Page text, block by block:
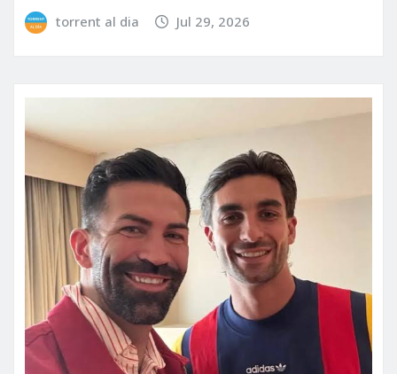
torrent al dia Jul 29, 2026